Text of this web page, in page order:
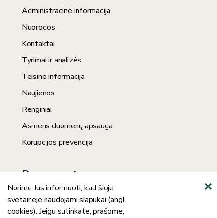
Administracinė informacija
Nuorodos
Kontaktai
Tyrimai ir analizės
Teisinė informacija
Naujienos
Renginiai
Asmens duomenų apsauga
Korupcijos prevencija
Prenumerata
Norime Jus informuoti, kad šioje
svetainėje naudojami slapukai (angl.
cookies). Jeigu sutinkate, prašome,